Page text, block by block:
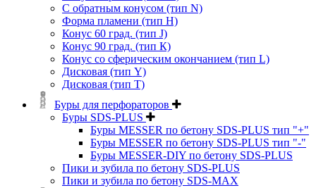
C обратным конусом (тип N)
Форма пламени (тип H)
Конус 60 град. (тип J)
Конус 90 град. (тип К)
Конус со сферическим окончанием (тип L)
Дисковая (тип Y)
Дисковая (тип Т)
Буры для перфораторов
Буры SDS-PLUS
Буры MESSER по бетону SDS-PLUS тип "+"
Буры MESSER по бетону SDS-PLUS тип "-"
Буры MESSER-DIY по бетону SDS-PLUS
Пики и зубила по бетону SDS-PLUS
Пики и зубила по бетону SDS-MAX